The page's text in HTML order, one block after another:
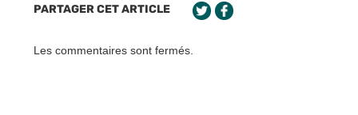
PARTAGER CET ARTICLE
Les commentaires sont fermés.